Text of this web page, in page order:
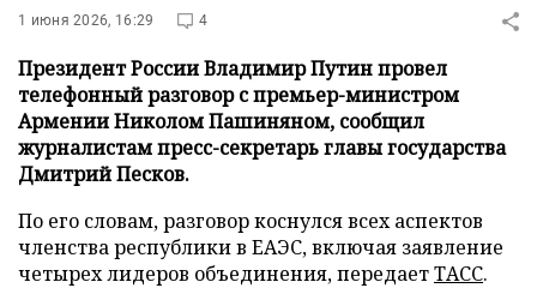
1 июня 2026, 16:29 4
Президент России Владимир Путин провел
телефонный разговор с премьер-министром
Армении Николом Пашиняном, сообщил
журналистам пресс-секретарь главы государства
Дмитрий Песков.
По его словам, разговор коснулся всех аспектов
членства республики в ЕАЭС, включая заявление
четырех лидеров объединения, передаетТАСС.